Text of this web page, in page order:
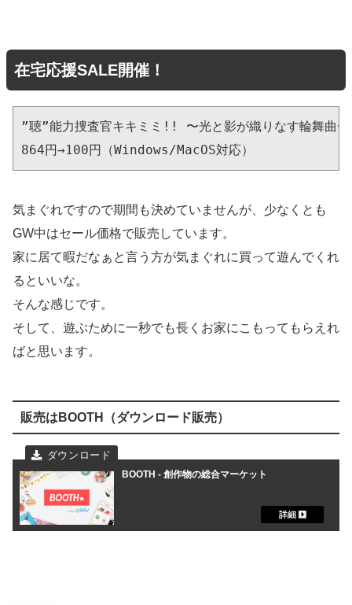
在宅応援SALE開催！
”聴”能力捜査官キキミミ!! 〜光と影が織りなす輪舞曲〜
864円→100円（Windows/MacOS対応）
気まぐれですので期間も決めていませんが、少なくとも
GW中はセール価格で販売しています。
家に居て暇だなぁと言う方が気まぐれに買って遊んでくれ
るといいな。
そんな感じです。
そして、遊ぶために一秒でも長くお家にこもってもらえれ
ばと思います。
販売はBOOTH（ダウンロード販売）
BOOTH - 創作物の総合マーケット